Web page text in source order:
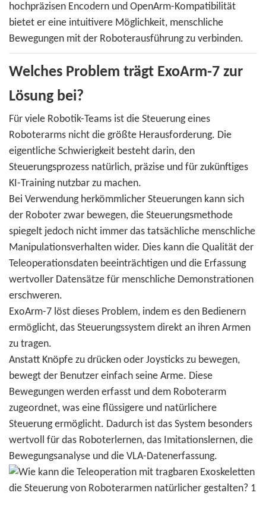
hochpräzisen Encodern und OpenArm-Kompatibilität
bietet er eine intuitivere Möglichkeit, menschliche
Bewegungen mit der Roboterausführung zu verbinden.
Welches Problem trägt ExoArm-7 zur
Lösung bei?
Für viele Robotik-Teams ist die Steuerung eines
Roboterarms nicht die größte Herausforderung. Die
eigentliche Schwierigkeit besteht darin, den
Steuerungsprozess natürlich, präzise und für zukünftiges
KI-Training nutzbar zu machen.
Bei Verwendung herkömmlicher Steuerungen kann sich
der Roboter zwar bewegen, die Steuerungsmethode
spiegelt jedoch nicht immer das tatsächliche menschliche
Manipulationsverhalten wider. Dies kann die Qualität der
Teleoperationsdaten beeinträchtigen und die Erfassung
wertvoller Datensätze für menschliche Demonstrationen
erschweren.
ExoArm-7 löst dieses Problem, indem es den Bedienern
ermöglicht, das Steuerungssystem direkt an ihren Armen
zu tragen.
Anstatt Knöpfe zu drücken oder Joysticks zu bewegen,
bewegt der Benutzer einfach seine Arme. Diese
Bewegungen werden erfasst und dem Roboterarm
zugeordnet, was eine flüssigere und natürlichere
Steuerung ermöglicht. Dadurch ist das System besonders
wertvoll für das Roboterlernen, das Imitationslernen, die
Bewegungsanalyse und die VLA-Datenerfassung.